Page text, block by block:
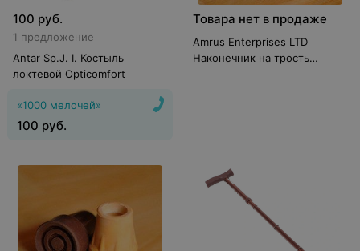
100 руб.
1 предложение
Antar Sp.J. I. Костыль
локтевой Opticomfort
«1000 мелочей»
100 руб.
Товара нет в продаже
Amrus Enterprises LTD
Наконечник на трость